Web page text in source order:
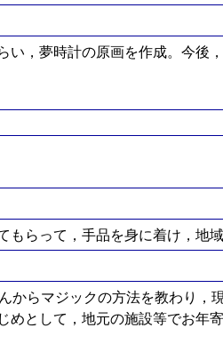
い，夢時計の原画を作成。今後
もらって，手品を身に着け，地
からマジックの方法を教わり
めとして，地元の施設等でお年